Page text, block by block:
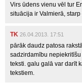
Virs ūdens vienu vēl tur
situācija ir Valmierā,
TK 26.04.2013. 17:51
pārāk daudz patosa
sadzirdamību
teksti. galu galā var darīt
tekstiem.